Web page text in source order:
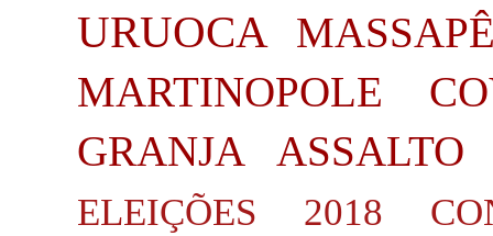
URUOCA
MARTINOPOLE
GRANJA
ASSALTO
ELEIÇÕES 2018